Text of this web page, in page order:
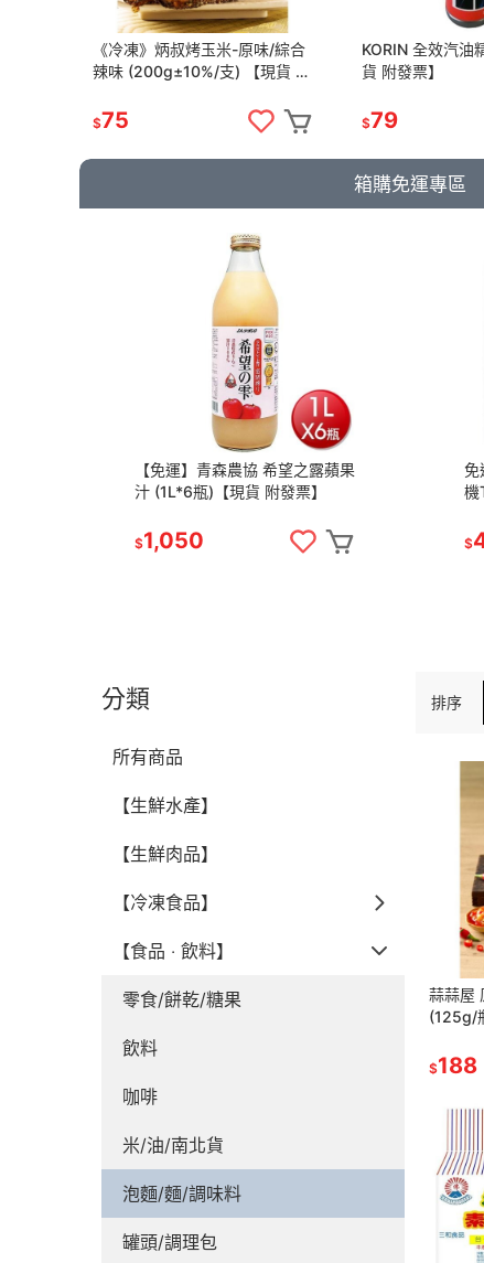
《冷凍》炳叔烤玉米-原味/綜合
辣味 (200g±10%/支) 【現貨 附
$75
KORIN 全效汽
貨 附發票】
$79
箱購免運專區
【免運】青森農協 希望之露蘋果
汁 (1L*6瓶)【現貨 附發票】
$1,050
免
機
$
分類
所有商品
【生鮮水產】
【生鮮肉品】
【冷凍食品】
【食品 ‧ 飲料】
零食/餅乾/糖果
飲料
咖啡
米/油/南北貨
泡麵/麵/調味料
罐頭/調理包
排序
蒜蒜屋
(125g/
$188